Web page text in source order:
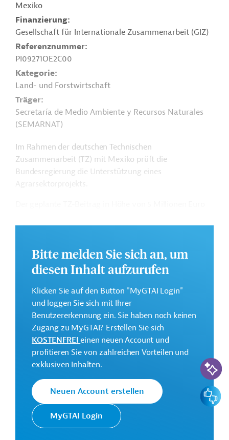
Mexiko
Finanzierung
Gesellschaft für Internationale Zusammenarbeit (GIZ)
Referenznummer
PI09271OE2C00
Kategorie
Land- und Forstwirtschaft
Träger
Secretaría de Medio Ambiente y Recursos Naturales
(SEMARNAT)
Im Rahmen der deutschen Technischen
Zusammenarbeit (TZ) mit Mexiko prüft die
Bundesregierung die Unterstützung eines
Agrarökosystemen ergreifen und so zur Produktivität
und Resilienz sowie zum Biodiversität- und
Das Entwicklungsprojekt soll im Jahr 2024 beginnen.
Weitere Informationen liegen derzeit nicht vor.
GTAI informiert über die GIZ: Schwerpunkte, Regularien
und praktische Hinweise zur Geschäftsanbahnung.
Geberbeitrag:
5 Millionen Euro (vorgesehen)
Kontaktadressen
Bitte melden Sie sich an, um
diesen Inhalt aufzurufen
Klicken Sie auf den Button "MyGTAI Login"
und loggen Sie sich mit Ihrer
Benutzererkennung ein. Sie haben noch keinen
Zugang zu MyGTAI? Erstellen Sie sich
KOSTENFREIeinen neuen Account und
profitieren Sie von zahlreichen Vorteilen und
exklusiven Inhalten.
Neuen Account erstellen
MyGTAI Login
KI-